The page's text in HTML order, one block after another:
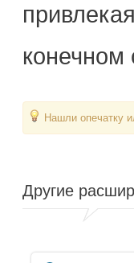
конечном
Нашли опечатку
Другие